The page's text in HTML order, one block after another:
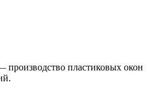
пластиковых окон